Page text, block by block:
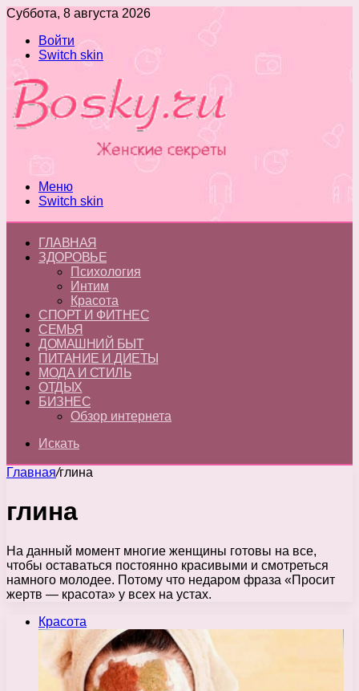
Суббота, 8 августа 2026
Войти
Switch skin
Меню
Switch skin
ГЛАВНАЯ
ЗДОРОВЬЕ
Психология
Интим
Красота
СПОРТ И ФИТНЕС
СЕМЬЯ
ДОМАШНИЙ БЫТ
ПИТАНИЕ И ДИЕТЫ
МОДА И СТИЛЬ
ОТДЫХ
БИЗНЕС
Обзор интернета
Искать
Главная/глина
глина
На данный момент многие женщины готовы на все,
чтобы оставаться постоянно красивыми и смотреться
намного молодее. Потому что недаром фраза «Просит
жертв — красота» у всех на устах.
Красота